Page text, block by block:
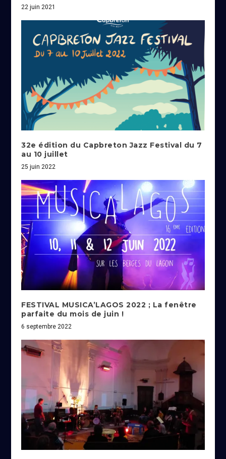
22 juin 2021
32e édition du Capbreton Jazz Festival du 7
au 10 juillet
25 juin 2022
FESTIVAL MUSICA’LAGOS 2022 ; La fenêtre
parfaite du mois de juin !
6 septembre 2022